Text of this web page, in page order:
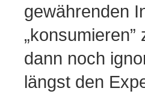
gewährenden
dann noch
längst den